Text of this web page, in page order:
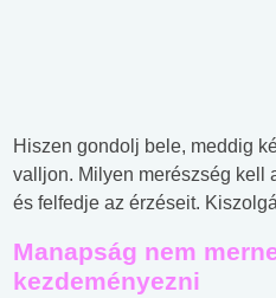
Hiszen gondolj bele, meddig
valljon. Milyen merészség kell
és felfedje az érzéseit.
Manapság nem
kezdeményezni